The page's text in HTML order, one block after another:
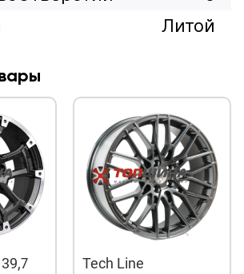
Литой
Tech Line